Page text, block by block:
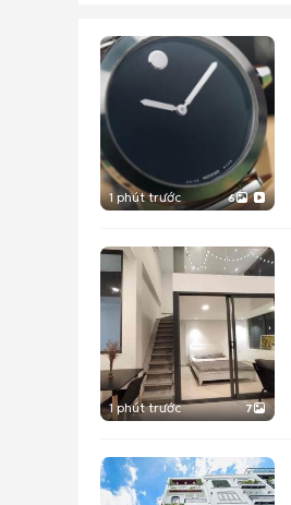
1 phút trước 6
1 phút trước 7